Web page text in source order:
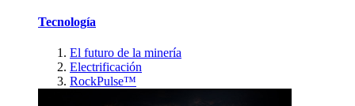
Tecnología
El futuro de la minería
Electrificación
RockPulse™